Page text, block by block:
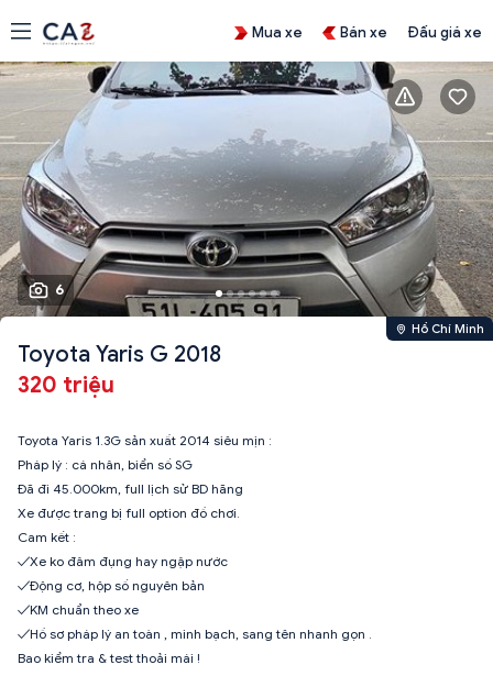
Mua xe Bán xe Đấu giá xe
6
Hồ Chí Minh
Toyota Yaris G 2018
320 triệu
Toyota Yaris 1.3G sản xuất 2014 siêu mịn :
Pháp lý : cá nhân, biển số SG
Đã đi 45.000km, full lịch sử BD hãng
Xe được trang bị full option đồ chơi.
Cam kết :
✓Xe ko đâm đụng hay ngập nước
✓Động cơ, hộp số nguyên bản
✓KM chuẩn theo xe
✓Hồ sơ pháp lý an toàn , minh bạch, sang tên nhanh gọn .
Bao kiểm tra & test thoải mái !